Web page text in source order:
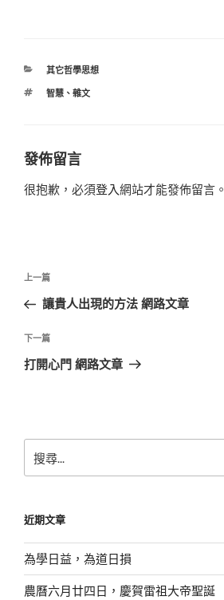
分
其它哲學思想
標
智慧、 雜文
發佈留言
很抱歉，必須登入網站才能發佈留言。
文
導
覽
上
一
文
章
上一篇
讓貴人出現的方法 網路文章
下
一
下一篇
打開心門 網路文章
尋
字:
近期文章
為學日益，為道日損
農曆六月廿四日，慶賀雷祖大帝聖誕